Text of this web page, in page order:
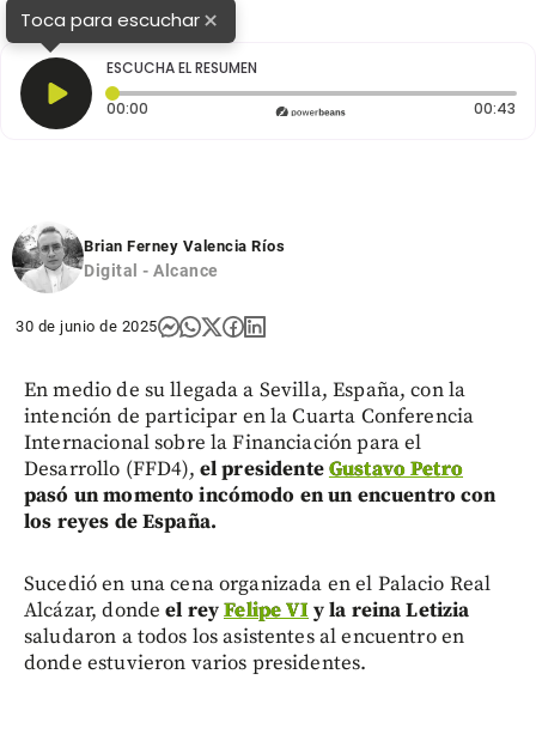
Toca para escuchar×
ESCUCHA EL RESUMEN
00:00 Tiempo transcurrido: 0 segundos 00:43
Brian Ferney Valencia Ríos
Digital - Alcance
30 de junio de 2025
En medio de su llegada a Sevilla, España, con la
intención de participar en la Cuarta Conferencia
Internacional sobre la Financiación para el
Desarrollo (FFD4), el presidenteGustavo Petro
pasó un momento incómodo en un encuentro con
los reyes de España.
Sucedió en una cena organizada en el Palacio Real
Alcázar, dondeel reyFelipe VI y la reina Letizia
saludaron a todos los asistentes al encuentro en
donde estuvieron varios presidentes.